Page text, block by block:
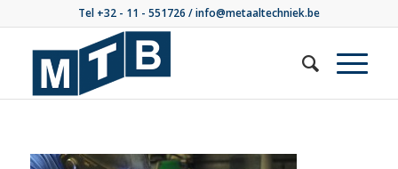
Tel +32 - 11 - 551726 /info@metaaltechniek.be